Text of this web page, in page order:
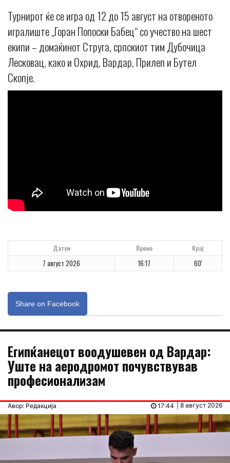
Турнирот ќе се игра од 12 до 15 август на отвореното
игралиште „Горан Попоски Бабец“ со учество на шест
екипи – домаќинот Струга, српскиот тим Дубочица
Лесковац, како и Охрид, Вардар, Прилеп и Бутел
Скопје.
Датум Време Крај
7 август 2026 16:17 60'
Share on Facebook
Египќанецот воодушевен од Вардар:
Уште на аеродромот почувствував
професионализам
Авор: Редакција | 8 август 2026
17:44